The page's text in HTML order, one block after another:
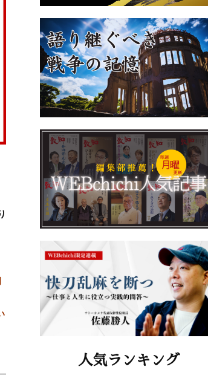
人気ランキング